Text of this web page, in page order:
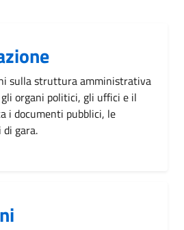
sulla struttura amministrativa
gli organi politici, gli uffici e il
i documenti pubblici, le
gara.